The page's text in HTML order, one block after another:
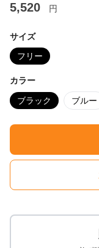
5,520 円
サイズ
フリー
カラー
ブラック ブルー